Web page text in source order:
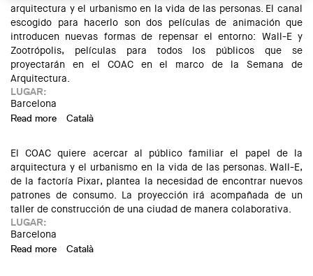
arquitectura y el urbanismo en la vida de las personas. El canal
escogido para hacerlo son dos películas de animación que
introducen nuevas formas de repensar el entorno: Wall-E y
Zootrópolis, películas para todos los públicos que se
proyectarán en el COAC en el marco de la Semana de
Arquitectura.
LUGAR:
Barcelona
Read more about Ciclo de cine familiar: Zootrópolis + Charla
Català
El COAC quiere acercar al público familiar el papel de la
arquitectura y el urbanismo en la vida de las personas. Wall-E,
de la factoría Pixar, plantea la necesidad de encontrar nuevos
patrones de consumo. La proyección irá acompañada de un
taller de construcción de una ciudad de manera colaborativa.
LUGAR:
Barcelona
Read more about Ciclo de cine familiar: Wall-E y taller colaborativo
Català